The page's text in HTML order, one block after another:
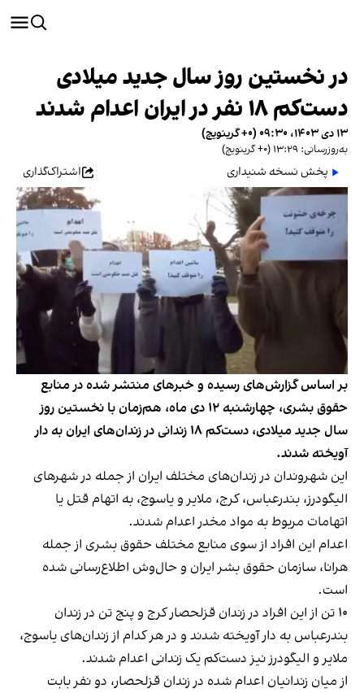
در نخستین روز سال جدید میلادی
دست‌کم ۱۸ نفر در ایران اعدام شدند
۱۳ دی ۱۴۰۳، ۰۹:۳۰ (‎+۰ گرینویچ)
به‌روزرسانی: ۱۳:۲۹ (‎+۰ گرینویچ)
پخش نسخه شنیداری اشتراک‌گذاری
بر اساس گزارش‌های رسیده و خبرهای منتشر شده در منابع
حقوق بشری، چهارشنبه ۱۲ دی ماه، هم‌زمان با نخستین روز
سال جدید میلادی، دست‌کم ۱۸ زندانی در زندان‌های ایران به دار
آویخته شدند.
این شهروندان در زندان‌های مختلف ایران از جمله در شهرهای
الیگودرز، بندرعباس، کرج، ملایر و یاسوج، به اتهام قتل یا
اتهامات مربوط به مواد مخدر اعدام شدند.
اعدام این افراد از سوی منابع مختلف حقوق بشری از جمله
هرانا، سازمان حقوق بشر ایران و حال‌وش اطلاع‌رسانی شده
است.
۱۰ تن از این افراد در زندان قزلحصار کرج و پنج تن در زندان
بندر‌عباس به دار آویخته شدند و در هر کدام از زندان‌های یاسوج،
ملایر و الیگودرز نیز دست‌کم یک زندانی اعدام شدند.
از میان زندانیان اعدام شده در زندان قزلحصار، دو نفر بابت